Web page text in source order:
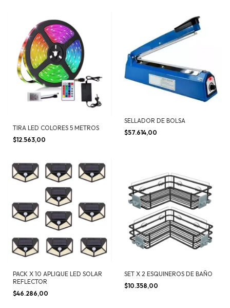
TIRA LED COLORES 5 METROS
$12.563,00
SELLADOR DE BOLSA
$57.614,00
PACK X 10 APLIQUE LED SOLAR
REFLECTOR
$46.286,00
SET X 2 ESQUINEROS DE BAÑO
$10.358,00